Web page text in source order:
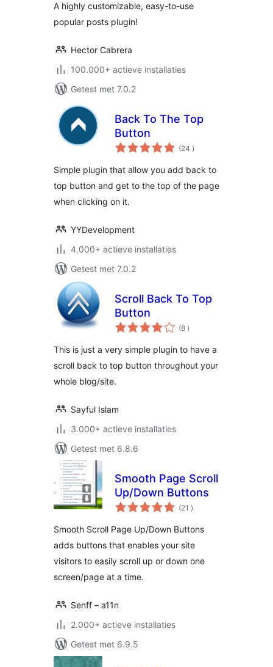
A highly customizable, easy-to-use
popular posts plugin!
Hector Cabrera
100.000+ actieve installaties
Getest met 7.0.2
Back To The Top
Button
(24 aantal
beoordelingen
)
Simple plugin that allow you add back to
top button and get to the top of the page
when clicking on it.
YYDevelopment
4.000+ actieve installaties
Getest met 7.0.2
Scroll Back To Top
Button
(8 aantal
beoordelingen
)
This is just a very simple plugin to have a
scroll back to top button throughout your
whole blog/site.
Sayful Islam
3.000+ actieve installaties
Getest met 6.8.6
Smooth Page Scroll
Up/Down Buttons
(21 aantal
beoordelingen
)
Smooth Scroll Page Up/Down Buttons
adds buttons that enables your site
visitors to easily scroll up or down one
screen/page at a time.
Senff – a11n
2.000+ actieve installaties
Getest met 6.9.5